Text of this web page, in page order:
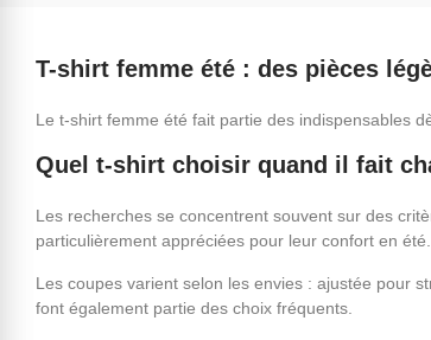
T-shirt femme été : des pièces
Le t-shirt femme été fait partie des indispensables
Quel t-shirt choisir quand il fait
Les recherches se concentrent souvent sur des
particulièrement appréciées pour leur confort en été.
Les coupes varient selon les envies : ajustée pour
font également partie des choix fréquents.